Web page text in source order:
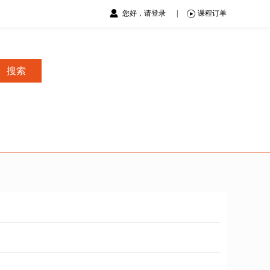
您好，请登录 课程订单
搜索